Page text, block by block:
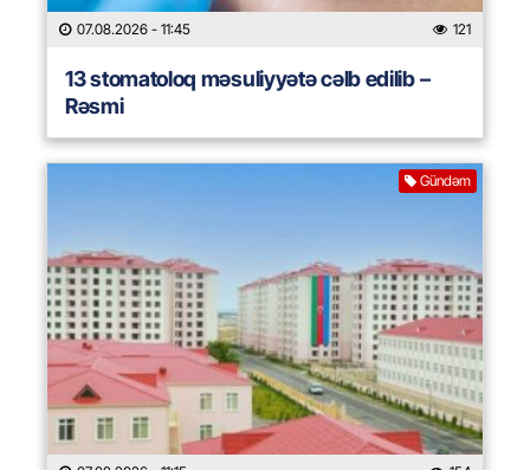
07.08.2026 - 11:45 121
13 stomatoloq məsuliyyətə cəlb edilib –
Rəsmi
Gündəm